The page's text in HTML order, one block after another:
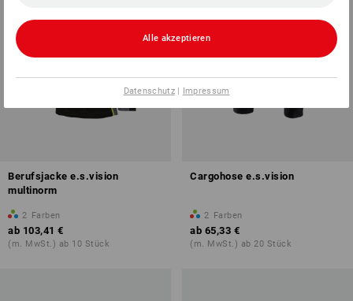
Berufsjacke e.s.vision
multinorm
2 Farben
ab 103,41 €
(m. MwSt.) ab 10 Stück
Cargohose e.s.vision
2 Farben
ab 65,33 €
(m. MwSt.) ab 20 Stück
Alle akzeptieren
Datenschutz| Impressum